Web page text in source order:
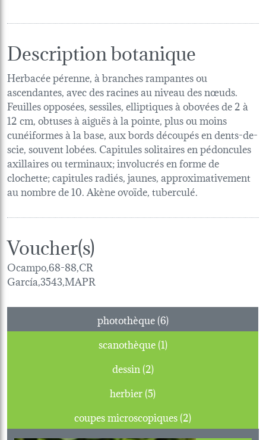
Description botanique
Herbacée pérenne, à branches rampantes ou
ascendantes, avec des racines au niveau des nœuds.
Feuilles opposées, sessiles, elliptiques à obovées de 2 à
12 cm, obtuses à aiguës à la pointe, plus ou moins
cunéiformes à la base, aux bords découpés en dents-de-
scie, souvent lobées. Capitules solitaires en pédoncules
axillaires ou terminaux; involucrés en forme de
clochette; capitules radiés, jaunes, approximativement
au nombre de 10. Akène ovoïde, tuberculé.
Voucher(s)
Ocampo,68-88,CR
García,3543,MAPR
photothèque (6)
scanothèque (1)
dessin (2)
herbier (5)
coupes microscopiques (2)